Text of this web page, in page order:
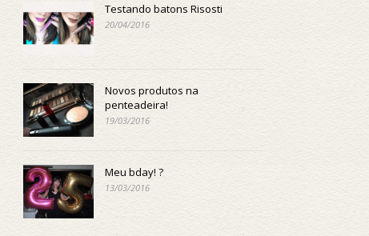
Testando batons Risosti
20/04/2016
Novos produtos na
penteadeira!
19/03/2016
Meu bday! ?
13/03/2016